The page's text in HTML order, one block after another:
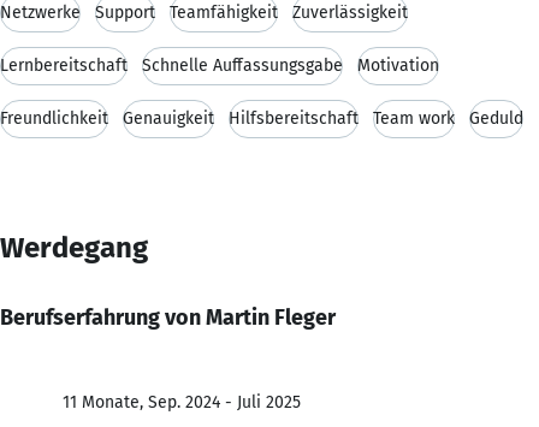
Netzwerke Support Teamfähigkeit Zuverlässigkeit
Lernbereitschaft Schnelle Auffassungsgabe Motivation
Freundlichkeit Genauigkeit Hilfsbereitschaft Team work Geduld
Werdegang
Berufserfahrung von Martin Fleger
11 Monate, Sep. 2024 - Juli 2025